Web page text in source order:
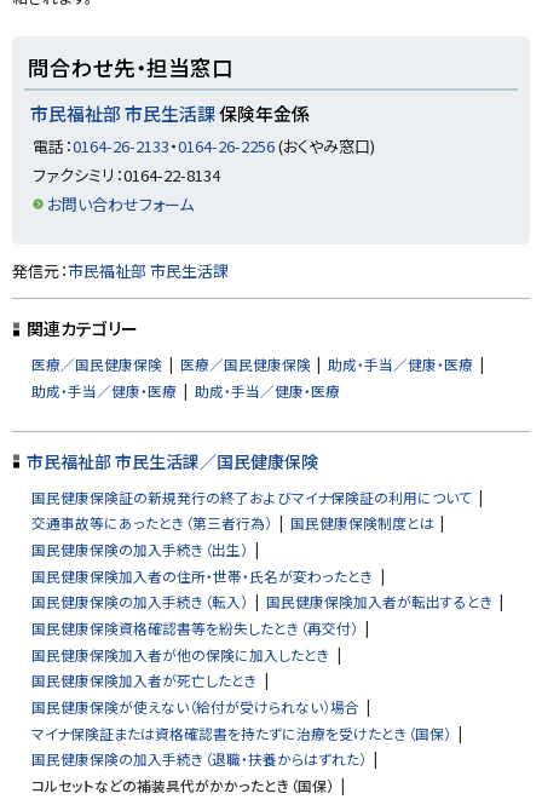
問合わせ先・担当窓口
市民福祉部 市民生活課保険年金係
電話：0164-26-2133・0164-26-2256(おくやみ窓口)
ファクシミリ：0164-22-8134
お問い合わせフォーム
ト
ッ
プ
発信元：市民福祉部 市民生活課
関連カテゴリー
医療／国民健康保険 医療／国民健康保険
助成・手当／健康・医療
助成・手当／健康・医療
助成・手当／健康・医療
市民福祉部 市民生活課／国民健康保険
国民健康保険証の新規発行の終了およびマイナ保険証の利用について
交通事故等にあったとき（第三者行為）
国民健康保険制度とは
国民健康保険の加入手続き（出生）
国民健康保険加入者の住所・世帯・氏名が変わったとき
国民健康保険の加入手続き（転入）
国民健康保険加入者が転出するとき
国民健康保険資格確認書等を紛失したとき（再交付）
国民健康保険加入者が他の保険に加入したとき
国民健康保険加入者が死亡したとき
国民健康保険が使えない（給付が受けられない）場合
マイナ保険証または資格確認書を持たずに治療を受けたとき（国保）
国民健康保険の加入手続き（退職・扶養からはずれた）
コルセットなどの補装具代がかかったとき（国保）